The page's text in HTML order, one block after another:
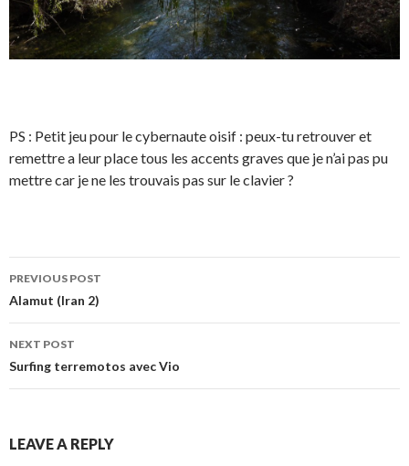
PS : Petit jeu pour le cybernaute oisif : peux-tu retrouver et
remettre a leur place tous les accents graves que je n’ai pas pu
mettre car je ne les trouvais pas sur le clavier ?
Post
navigation
PREVIOUS POST
Alamut (Iran 2)
NEXT POST
Surfing terremotos avec Vio
LEAVE A REPLY